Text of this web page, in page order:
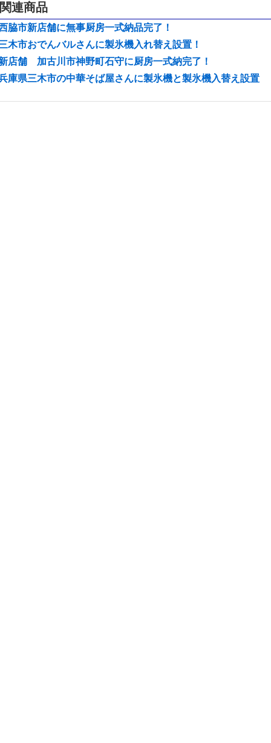
商品
脇市新店舗に無事厨房一式納品完了！
木市おでんバルさんに製氷機入れ替え設置！
店舗 加古川市神野町石守に厨房一式納完了！
庫県三木市の中華そば屋さんに製氷機と製氷機入替え設置